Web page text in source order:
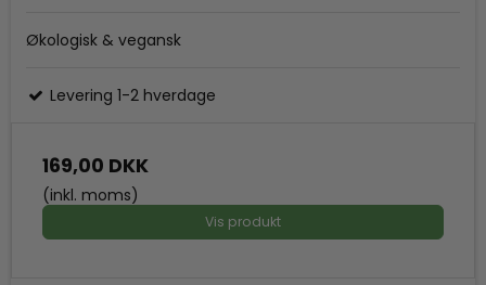
Økologisk & vegansk
Levering 1-2 hverdage
169,00 DKK
(inkl. moms)
Vis produkt